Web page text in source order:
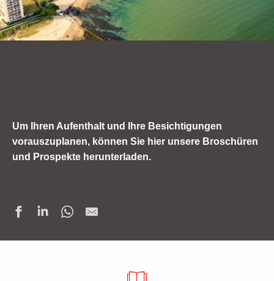
Um Ihren Aufenthalt und Ihre Besichtigungen
vorauszuplanen, können Sie hier unsere Broschüren
und Prospekte herunterladen.